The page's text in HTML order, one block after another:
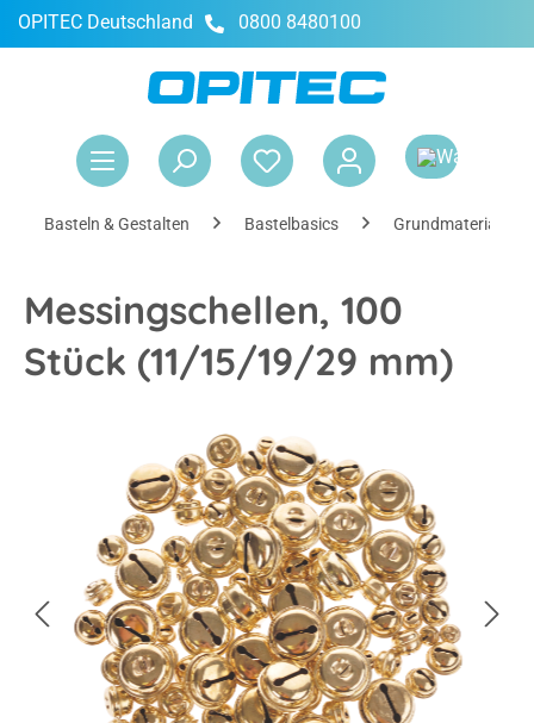
springen
OPITEC Deutschland 0800 8480100
Basteln & Gestalten Bastelbasics Grundmaterialien
Messingschellen, 100
Stück (11/15/19/29 mm)